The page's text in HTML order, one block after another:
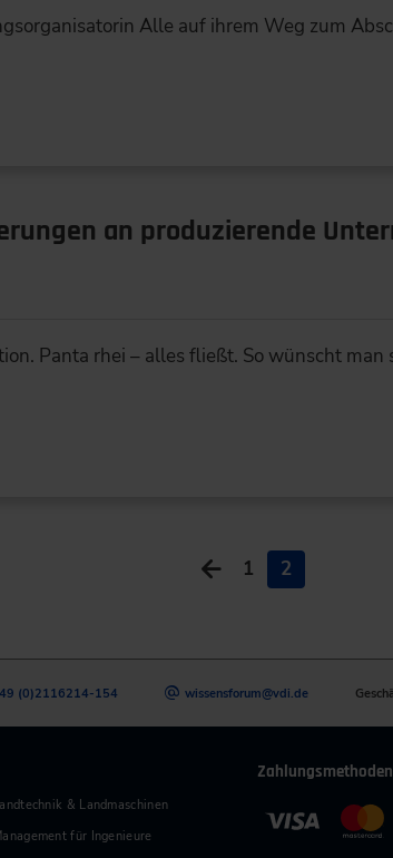
Alle auf ihrem Weg zum
an produzierende
Panta rhei – alles fließt. So wünscht
1 2
(0)2116214-154 wissensforum@vdi.de
& Landmaschinen
für Ingenieure
Zahlungsmethoden